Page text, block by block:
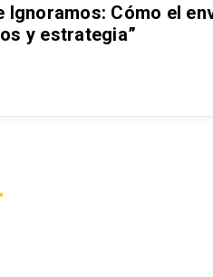
Ignoramos: Cómo el
y estrategia”